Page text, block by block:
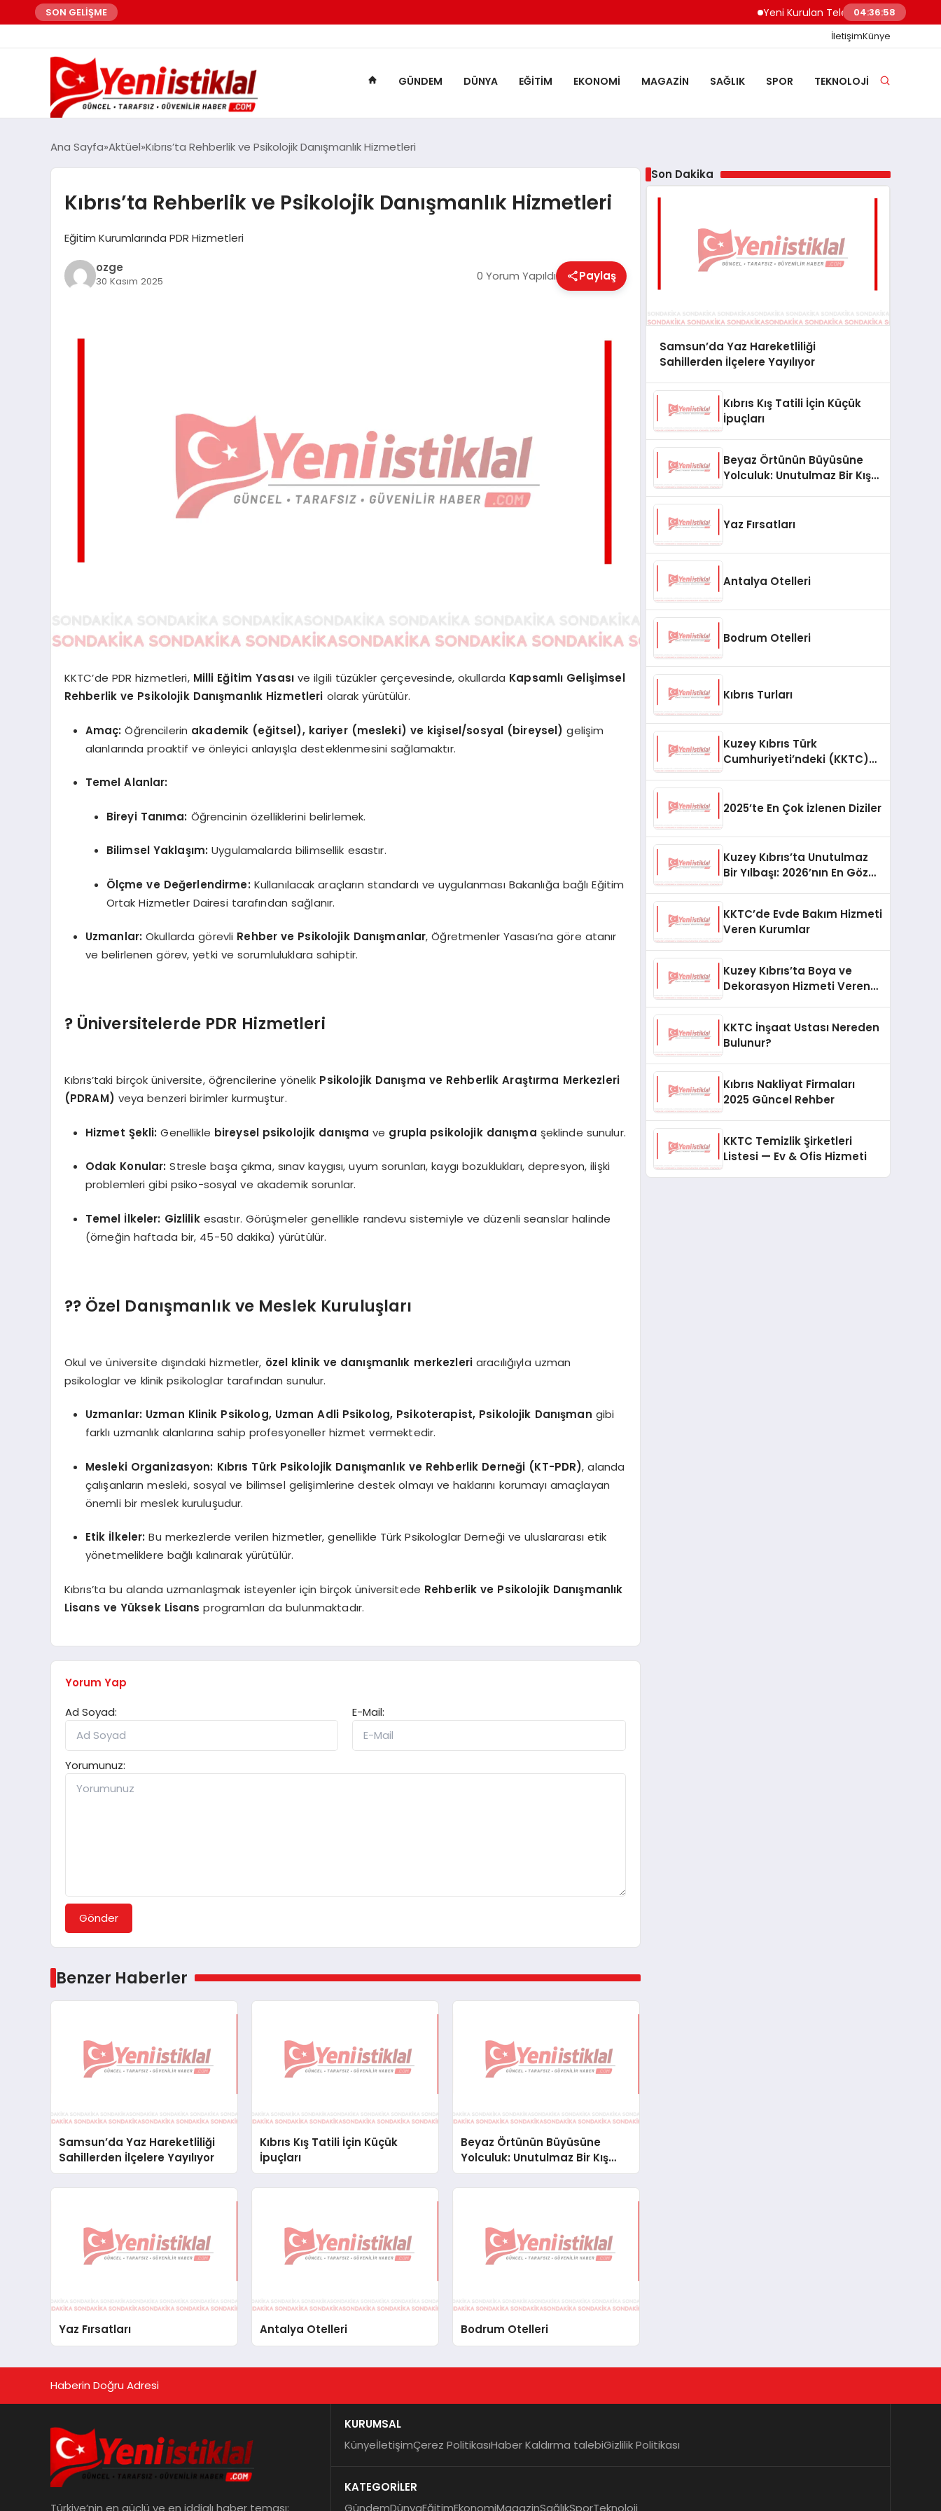
SON GELİŞME Yeni Kurulan Telegram Grupları Nasıl
04:36:59
İletişimKünye
GÜNDEM DÜNYA EĞITIM EKONOMI MAGAZIN SAĞLIK SPOR TEKNOLOJI
Ana Sayfa Aktüel Kıbrıs’ta Rehberlik ve Psikolojik Danışmanlık Hizmetleri
Kıbrıs’ta Rehberlik ve Psikolojik Danışmanlık Hizmetleri
Eğitim Kurumlarında PDR Hizmetleri
ozge
30 Kasım 2025 0 Yorum Yapıldı Paylaş
KKTC’de PDR hizmetleri, Milli Eğitim Yasasıve ilgili tüzükler çerçevesinde, okullarda Kapsamlı Gelişimsel
Rehberlik ve Psikolojik Danışmanlık Hizmetleri olarak yürütülür.
Amaç: Öğrencilerin akademik (eğitsel), kariyer (mesleki) ve kişisel/sosyal (bireysel) gelişim
alanlarında proaktif ve önleyici anlayışla desteklenmesini sağlamaktır.
Temel Alanlar:
Bireyi Tanıma: Öğrencinin özelliklerini belirlemek.
Bilimsel Yaklaşım: Uygulamalarda bilimsellik esastır.
Ölçme ve Değerlendirme: Kullanılacak araçların standardı ve uygulanması Bakanlığa bağlı Eğitim
Ortak Hizmetler Dairesi tarafından sağlanır.
Uzmanlar: Okullarda görevli Rehber ve Psikolojik Danışmanlar, Öğretmenler Yasası’na göre atanır
ve belirlenen görev, yetki ve sorumluluklara sahiptir.
? Üniversitelerde PDR Hizmetleri
Kıbrıs’taki birçok üniversite, öğrencilerine yönelik Psikolojik Danışma ve Rehberlik Araştırma Merkezleri
(PDRAM) veya benzeri birimler kurmuştur.
Hizmet Şekli: Genellikle bireysel psikolojik danışma ve grupla psikolojik danışma şeklinde sunulur.
Odak Konular: Stresle başa çıkma, sınav kaygısı, uyum sorunları, kaygı bozuklukları, depresyon, ilişki
problemleri gibi psiko-sosyal ve akademik sorunlar.
Temel İlkeler: Gizlilikesastır. Görüşmeler genellikle randevu sistemiyle ve düzenli seanslar halinde
(örneğin haftada bir, 45-50 dakika) yürütülür.
?‍? Özel Danışmanlık ve Meslek Kuruluşları
Okul ve üniversite dışındaki hizmetler, özel klinik ve danışmanlık merkezleri aracılığıyla uzman
psikologlar ve klinik psikologlar tarafından sunulur.
Uzmanlar: Uzman Klinik Psikolog, Uzman Adli Psikolog, Psikoterapist, Psikolojik Danışman gibi
farklı uzmanlık alanlarına sahip profesyoneller hizmet vermektedir.
Mesleki Organizasyon: Kıbrıs Türk Psikolojik Danışmanlık ve Rehberlik Derneği (KT-PDR), alanda
çalışanların mesleki, sosyal ve bilimsel gelişimlerine destek olmayı ve haklarını korumayı amaçlayan
önemli bir meslek kuruluşudur.
Etik İlkeler: Bu merkezlerde verilen hizmetler, genellikle Türk Psikologlar Derneği ve uluslararası etik
yönetmeliklere bağlı kalınarak yürütülür.
Kıbrıs’ta bu alanda uzmanlaşmak isteyenler için birçok üniversitede Rehberlik ve Psikolojik Danışmanlık
Lisans ve Yüksek Lisans programları da bulunmaktadır.
Yorum Yap
Ad Soyad:
E-Mail:
Yorumunuz:
Gönder
Benzer Haberler
Samsun’da Yaz Hareketliliği
Sahillerden İlçelere Yayılıyor
Kıbrıs Kış Tatili İçin Küçük
İpuçları
Beyaz Örtünün Büyüsüne
Yolculuk: Unutulmaz Bir Kış
Tatili İçin Rota Önerileri
Yaz Fırsatları Antalya Otelleri Bodrum Otelleri
Son Dakika
Samsun’da Yaz Hareketliliği
Sahillerden İlçelere Yayılıyor
Kıbrıs Kış Tatili İçin Küçük
İpuçları
Beyaz Örtünün Büyüsüne
Yolculuk: Unutulmaz Bir Kış
Yaz Fırsatları
Antalya Otelleri
Bodrum Otelleri
Kıbrıs Turları
Kuzey Kıbrıs Türk
Cumhuriyeti’ndeki (KKTC)
2025’te En Çok İzlenen Diziler
Kuzey Kıbrıs’ta Unutulmaz
Bir Yılbaşı: 2026’nın En Gözde
KKTC’de Evde Bakım Hizmeti
Veren Kurumlar
Kuzey Kıbrıs’ta Boya ve
Dekorasyon Hizmeti Veren
KKTC İnşaat Ustası Nereden
Bulunur?
Kıbrıs Nakliyat Firmaları
2025 Güncel Rehber
KKTC Temizlik Şirketleri
Listesi — Ev & Ofis Hizmeti
Haberin Doğru Adresi
Türkiye’nin en güçlü ve en iddialı haber teması:
KURUMSAL
KünyeİletişimÇerez PolitikasıHaber Kaldırma talebiGizlilik Politikası
KATEGORİLER
GündemDünyaEğitimEkonomiMagazinSağlıkSporTeknoloji